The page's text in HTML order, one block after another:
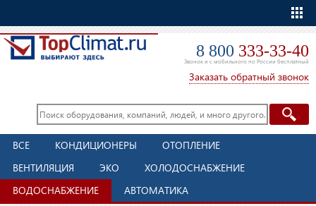
8 800 333-33-40
Звонок и с мобильного по России бесплатный
Заказать обратный звонок
ВСЕ КОНДИЦИОНЕРЫ
ОТОПЛЕНИЕ
ВЕНТИЛЯЦИЯ
ЭКО
ХОЛОДОСНАБЖЕНИЕ
ВОДОСНАБЖЕНИЕ
АВТОМАТИКА